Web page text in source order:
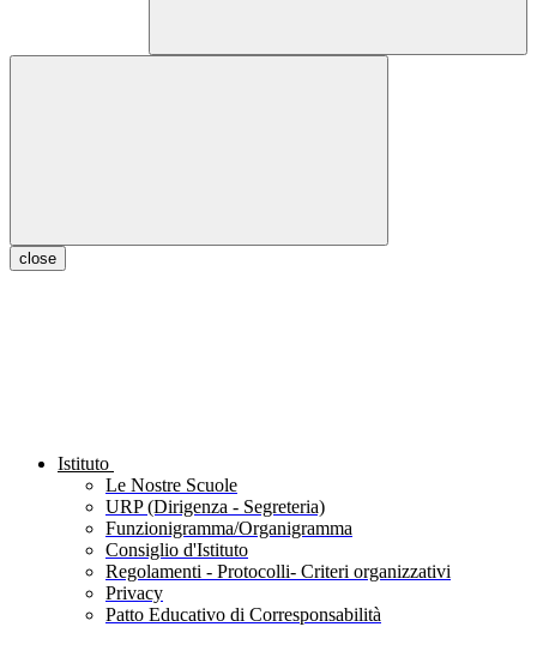
close
Istituto
Le Nostre Scuole
URP (Dirigenza - Segreteria)
Funzionigramma/Organigramma
Consiglio d'Istituto
Regolamenti - Protocolli- Criteri organizzativi
Privacy
Patto Educativo di Corresponsabilità